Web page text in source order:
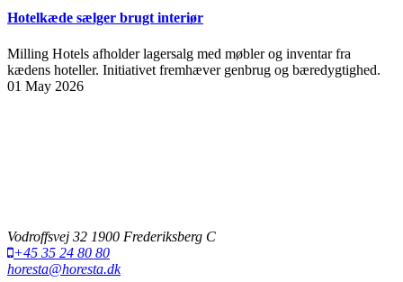
Hotelkæde sælger brugt interiør
Milling Hotels afholder lagersalg med møbler og inventar fra
kædens hoteller. Initiativet fremhæver genbrug og bæredygtighed.
01 May 2026
Vodroffsvej 32 1900 Frederiksberg C
+45 35 24 80 80
horesta@horesta.dk